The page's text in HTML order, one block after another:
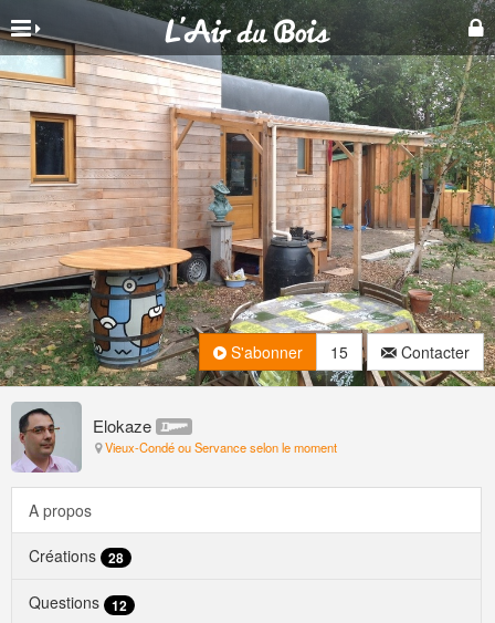
Elokaze
Vieux-Condé ou Servance selon le moment
S'abonner 15 Contacter
A propos
Créations 28
Questions 12